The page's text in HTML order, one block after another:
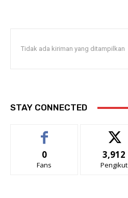
Tidak ada kiriman yang ditampilkan
STAY CONNECTED
0
Fans
3,912
Pengikut